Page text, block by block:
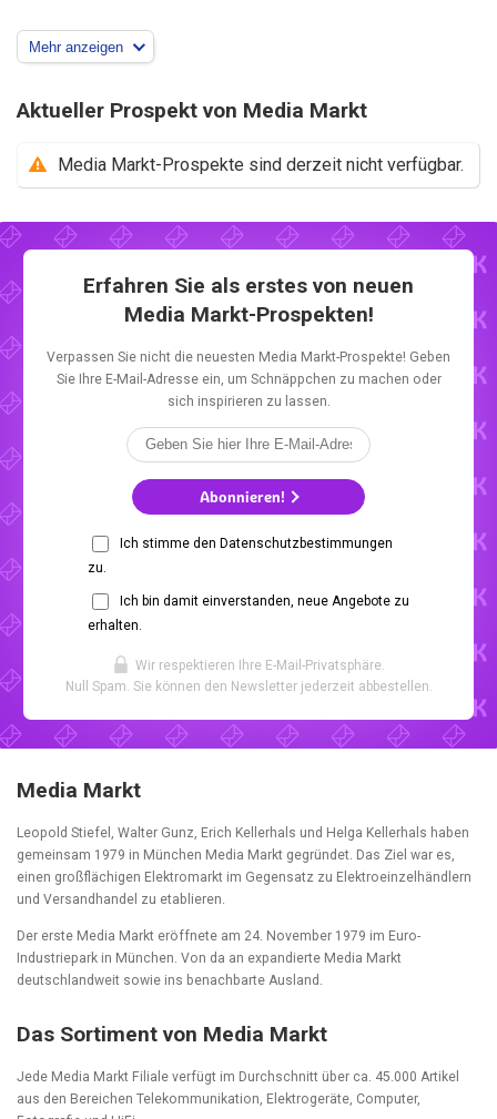
Mehr anzeigen
Aktueller Prospekt von Media Markt
Media Markt-Prospekte sind derzeit nicht verfügbar.
Erfahren Sie als erstes von neuen
Media Markt-Prospekten!
Verpassen Sie nicht die neuesten Media Markt-Prospekte! Geben
Sie Ihre E-Mail-Adresse ein, um Schnäppchen zu machen oder
sich inspirieren zu lassen.
Abonnieren!
Ich stimme den Datenschutzbestimmungen
zu.
Ich bin damit einverstanden, neue Angebote zu
erhalten.
Wir respektieren Ihre E-Mail-Privatsphäre.
Null Spam. Sie können den Newsletter jederzeit abbestellen.
Media Markt
Leopold Stiefel, Walter Gunz, Erich Kellerhals und Helga Kellerhals haben
gemeinsam 1979 in München Media Markt gegründet. Das Ziel war es,
einen großflächigen Elektromarkt im Gegensatz zu Elektroeinzelhändlern
und Versandhandel zu etablieren.
Der erste Media Markt eröffnete am 24. November 1979 im Euro-
Industriepark in München. Von da an expandierte Media Markt
deutschlandweit sowie ins benachbarte Ausland.
Das Sortiment von Media Markt
Jede Media Markt Filiale verfügt im Durchschnitt über ca. 45.000 Artikel
aus den Bereichen Telekommunikation, Elektrogeräte, Computer,